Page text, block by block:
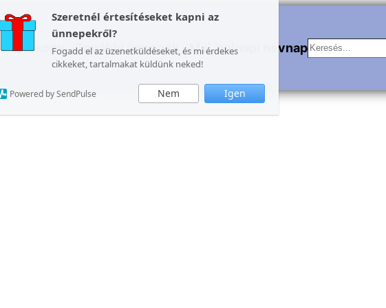
Szeretnél értesítéseket kapni az
ünnepekről?
Fogadd el az üzenetküldéseket, és mi érdekes
cikkeket, tartalmakat küldünk neked!
Nem Igen
Powered by SendPulse
Karácsony További ünnepek Mai, holnapi névnapKeresés